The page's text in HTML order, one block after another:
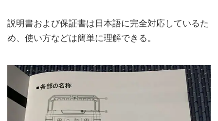
説明書および保証書は日本語に完全対応しているた
め、使い方などは簡単に理解できる。